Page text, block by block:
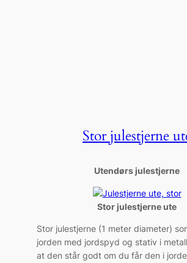
Stor julestjerne
Utendørs julestjerne
Stor julestjerne ute
Stor julestjerne (1 meter diameter)
jorden med jordspyd og stativ i
at den står godt om du får den i